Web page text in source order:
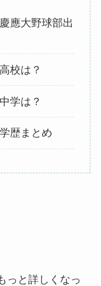
應大野球部出
校は？
学は？
歴まとめ
っと詳しくなっ